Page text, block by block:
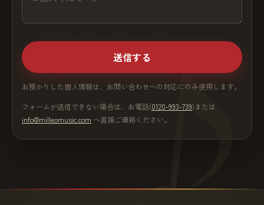
送信する
お預かりした個人情報は、お問い合わせへの対応にのみ使用します。
フォームが送信できない場合は、お電話(0120-993-739)または
info@milleomusic.com へ直接ご連絡ください。